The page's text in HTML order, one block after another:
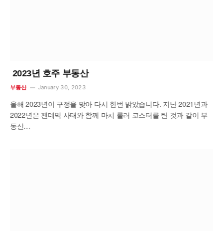
2023년 호주 부동산
부동산 January 30, 2023
올해 2023년이 구정을 맞아 다시 한번 밝았습니다. 지난 2021년과
2022년은 팬데믹 사태와 함께 마치 롤러 코스터를 탄 것과 같이 부
동산…